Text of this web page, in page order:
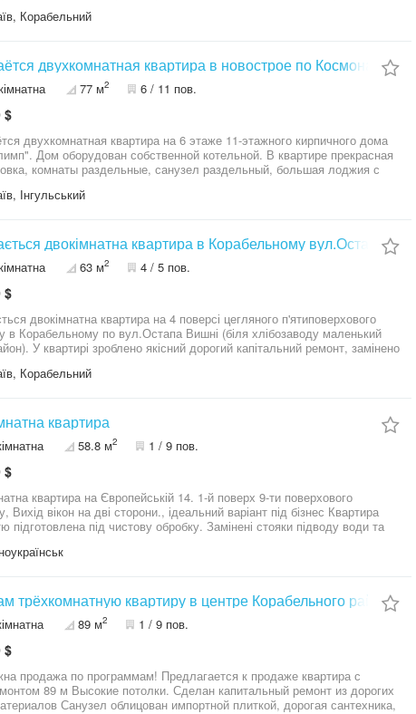
состоянии. Встроенная кухня, варочная панель, вытяжка,
душевая кабина, также остаётся весь кухонный инвентарь и всё, что
для комфортного проживания. Приглашаю на просмотр,
звоните!
Корабельний
двухкомнатная квартира в новострое по
77 м2 6 / 11 пов.
$
двухкомнатная квартира на 6 этаже 11-этажного кирпичного дома
Дом оборудован собственной котельной. В квартире прекрасная
комнаты раздельные, санузел раздельный, большая лоджия с
на свой вкус, любую косметику, мебель, оборудование.
Інгульський
двокімнатна квартира в Корабельному вул.Остапа
63 м2 4 / 5 пов.
$
двокімнатна квартира на 4 поверсі цегляного п'ятиповерхового
в Корабельному по вул.Остапа Вишні (біля хлібозаводу маленький
У квартирі зроблено якісний дорогий капітальний ремонт, замінено
Залишаються меблі та велика побутова техніка, штори-гардини.
Корабельний
квартира
58.8 м2 1 / 9 пов.
$
квартира на Європейській 14. 1-й поверх 9-ти поверхового
Вихід вікон на дві сторони., ідеальний варіант під бізнес Квартира
підготовлена під чистову обробку. Замінені стояки підводу води та
вікна.. Зроблена стяжка підлоги під ламінат/плитку
трёхкомнатную квартиру в центре Корабельного района
89 м2 1 / 9 пов.
$
продажа по программам! Предлагается к продаже квартира с
89 м Высокие потолки. Сделан капитальный ремонт из дорогих
Санузел облицован импортной плиткой, дорогая сантехника,